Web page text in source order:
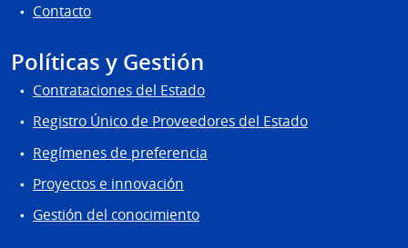
Contacto
Políticas y Gestión
Contrataciones del Estado
Registro Único de Proveedores del Estado
Regímenes de preferencia
Proyectos e innovación
Gestión del conocimiento